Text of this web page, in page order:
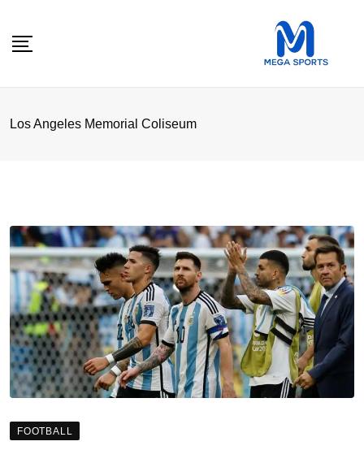
Los Angeles Memorial Coliseum
FOOTBALL